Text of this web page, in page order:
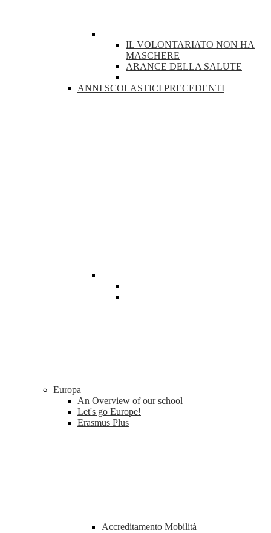
IL VOLONTARIATO NON HA
MASCHERE
ARANCE DELLA SALUTE
ANNI SCOLASTICI PRECEDENTI
Europa
An Overview of our school
Let's go Europe!
Erasmus Plus
Accreditamento Mobilità